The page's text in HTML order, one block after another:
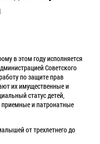
в этом году исполняется
Советского
по защите прав
их имущественные и
статус детей,
приемные и патронатные
от трехлетнего до